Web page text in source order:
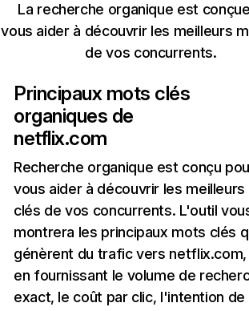
La recherche organique est
vous aider à découvrir les meilleurs
de vos concurrents.
Principaux mots clés
organiques de
netflix.com
Recherche organique est conçu
vous aider à découvrir les
clés de vos concurrents. L'outil
montrera les principaux mots clés
génèrent du trafic vers
en fournissant le volume de
exact, le coût par clic, l'intention de